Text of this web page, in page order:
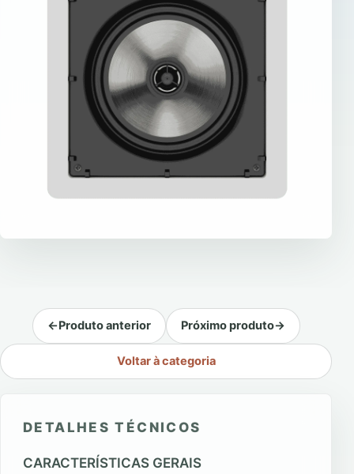
←Produto anterior
Voltar à categoria
Próximo produto→
DETALHES TÉCNICOS
CARACTERÍSTICAS GERAIS